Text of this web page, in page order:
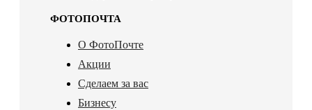
ФОТОПОЧТА
О ФотоПочте
Акции
Сделаем за вас
Бизнесу